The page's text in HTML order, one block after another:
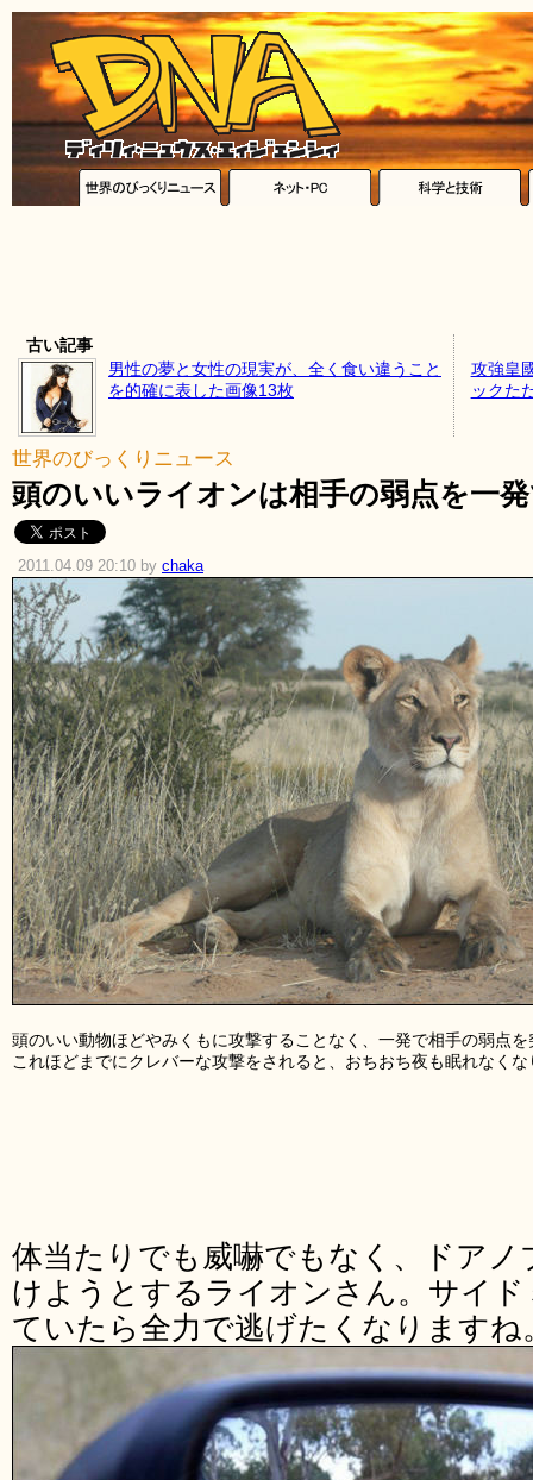
古い記事
男性の夢と女性の現実が、全く食い違うこと
を的確に表した画像13枚
攻強皇
ックた
世界のびっくりニュース
頭のいいライオンは相手の弱点を一
2011.04.09 20:10 by chaka
頭のいい動物ほどやみくもに攻撃することなく、一発で相手の弱点
これほどまでにクレバーな攻撃をされると、おちおち夜も眠れなく
体当たりでも威嚇でもなく、ドア
けようとするライオンさん。サイ
ていたら全力で逃げたくなりますね